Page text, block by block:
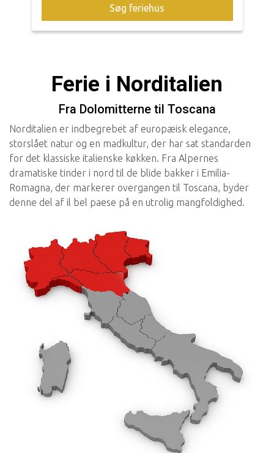
Søg feriehus
Ferie i Norditalien
Fra Dolomitterne til Toscana
Norditalien er indbegrebet af europæisk elegance,
storslået natur og en madkultur, der har sat standarden
for det klassiske italienske køkken. Fra Alpernes
dramatiske tinder i nord til de blide bakker i Emilia-
Romagna, der markerer overgangen til Toscana, byder
denne del af il bel paese på en utrolig mangfoldighed.